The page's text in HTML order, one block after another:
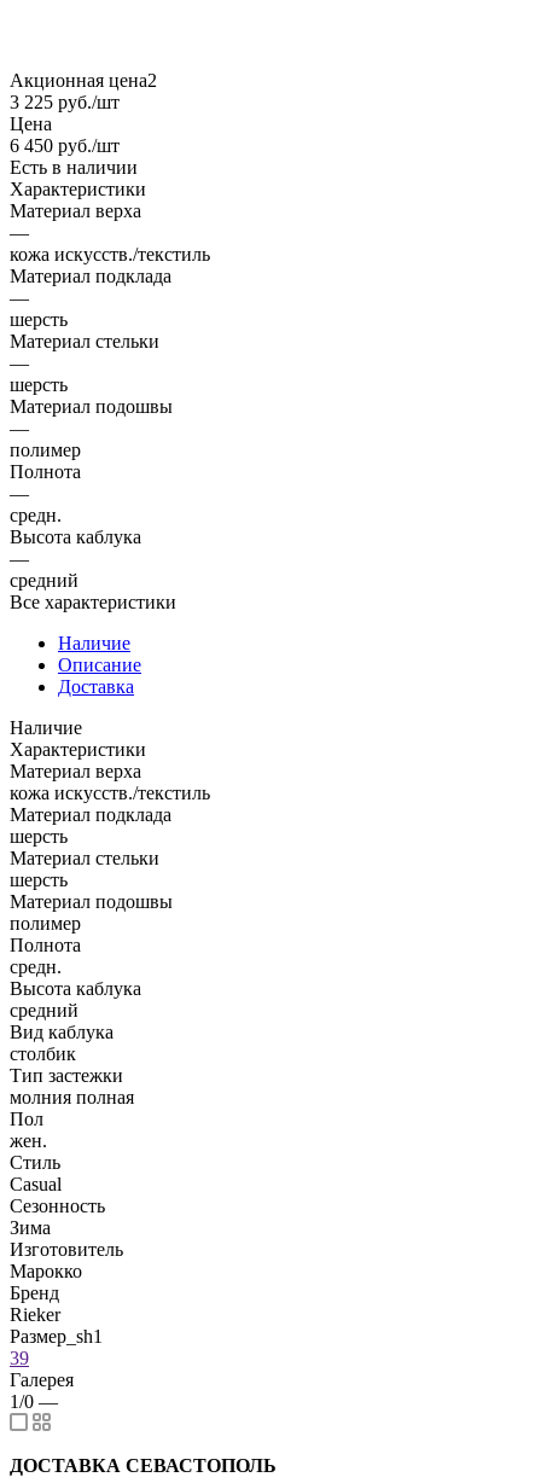
Акционная цена2
3 225 руб./шт
Цена
6 450 руб./шт
Есть в наличии
Характеристики
Материал верха
—
кожа искусств./текстиль
Материал подклада
—
шерсть
Материал стельки
—
шерсть
Материал подошвы
—
полимер
Полнота
—
средн.
Высота каблука
—
средний
Все характеристики
Наличие
Описание
Доставка
Наличие
Характеристики
Материал верха
кожа искусств./текстиль
Материал подклада
шерсть
Материал стельки
шерсть
Материал подошвы
полимер
Полнота
средн.
Высота каблука
средний
Вид каблука
столбик
Тип застежки
молния полная
Пол
жен.
Стиль
Casual
Сезонность
Зима
Изготовитель
Марокко
Бренд
Rieker
Размер_sh1
39
Галерея
1/0 —
ДОСТАВКА СЕВАСТОПОЛЬ